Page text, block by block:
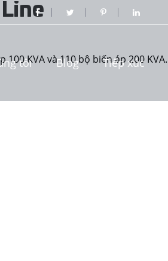
tôi Blog Tiếp xúc
KVA và 110 bộ biến áp 200 KVA.